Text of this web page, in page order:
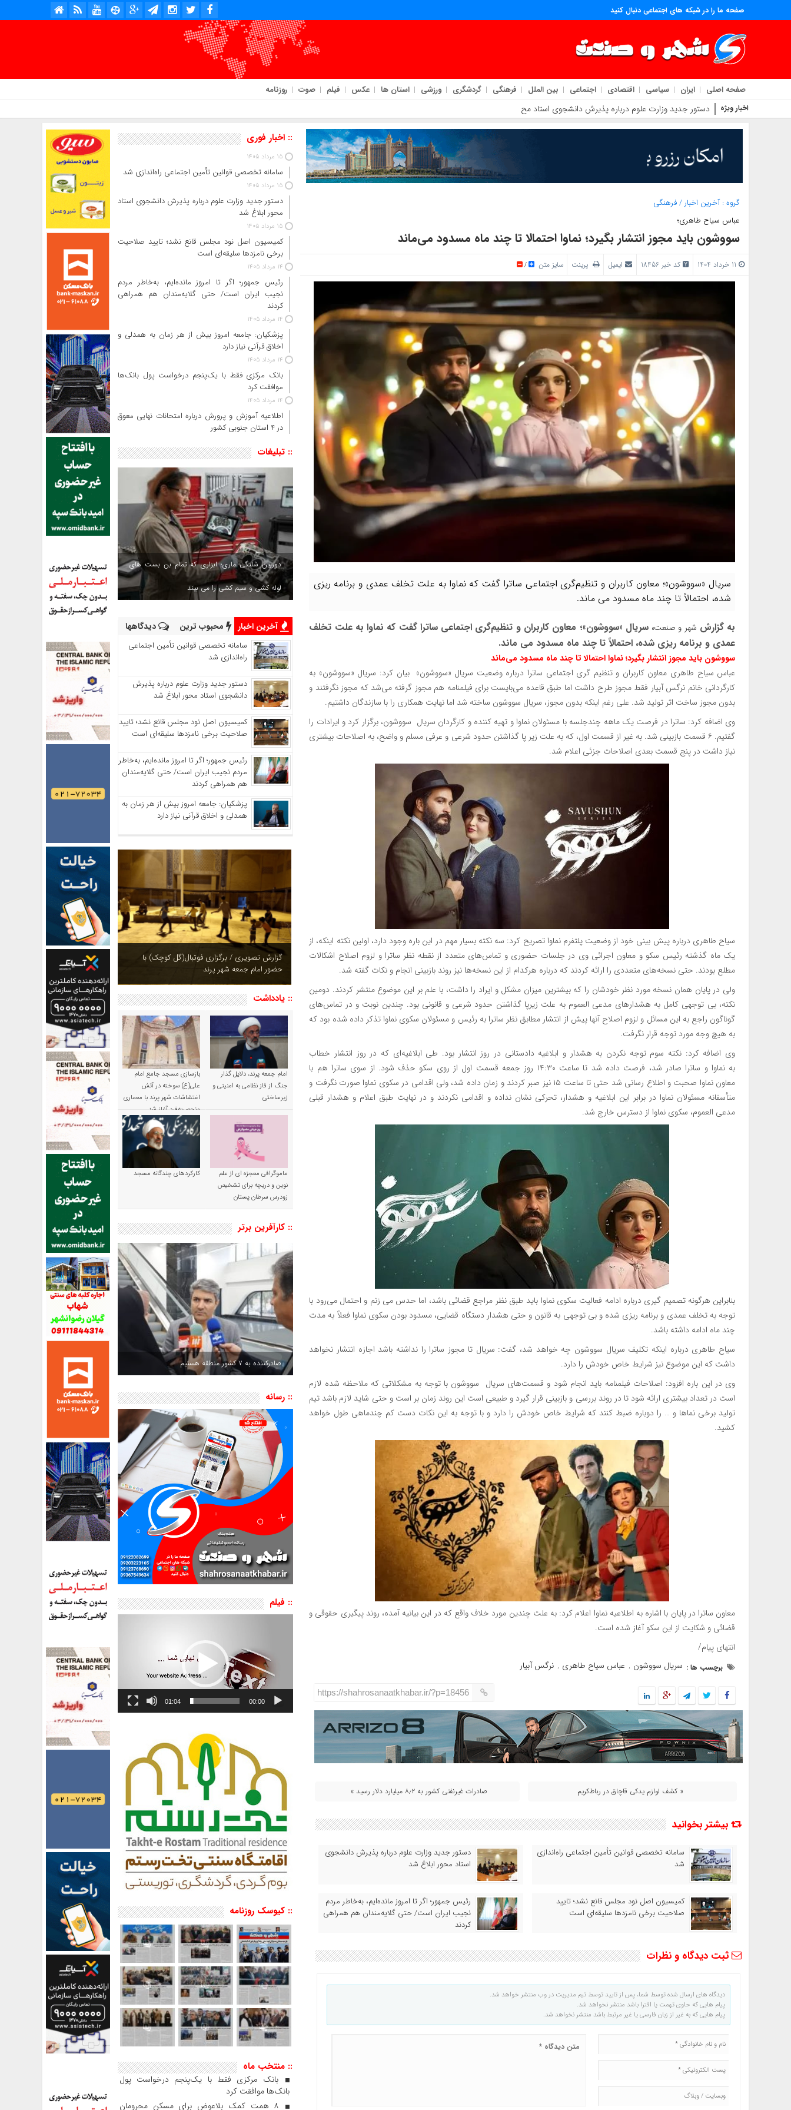
صفحه ما را در شبکه های اجتماعی دنبال کنید
صفحه اصلی ایران سیاسی اقتصادی اجتماعی بین الملل فرهنگی گردشگری ورزشی استان ها عکس فیلم صوت روزنامه
اخبار ویژه دستور جدید وزارت علوم درباره پذیرش دانشجوی استاد محور ابلاغ شد
گروه :آخرین اخبار /فرهنگی
عباس سیاح طاهری؛
سووشون باید مجوز انتشار بگیرد؛ نماوا احتمالا تا چند ماه مسدود می‌ماند
کد خبر 18456 ایمیل پرینت سایز متن /
سریال «سووشون»؛ معاون کاربران و تنظیم‌گری اجتماعی ساترا گفت که نماوا به علت تخلف عمدی و برنامه ریزی
شده، احتمالاً تا چند ماه مسدود می ماند.
به گزارش شهر و صنعت، سریال «سووشون»؛ معاون کاربران و تنظیم‌گری اجتماعی ساترا گفت که نماوا به علت تخلف
عمدی و برنامه ریزی شده، احتمالاً تا چند ماه مسدود می ماند.
سووشون باید مجوز انتشار بگیرد؛ نماوا احتمالا تا چند ماه مسدود می‌ماند
عباس سیاح طاهری معاون کاربران و تنظیم گری اجتماعی ساترا درباره وضعیت سریال «سووشون» بیان کرد: سریال «سووشون» به
کارگردانی خانم نرگس آبیار فقط مجوز طرح داشت اما طبق قاعده می‌بایست برای فیلمنامه هم مجوز گرفته می‌شد که مجوز نگرفتند و
بدون مجوز ساخت اثر تولید شد. علی رغم اینکه بدون مجوز، سریال سووشون ساخته شد اما نهایت همکاری را با سازندگان داشتیم.
وی اضافه کرد: ساترا در فرصت یک ماهه چندجلسه با مسئولان نماوا و تهیه کننده و کارگردان سریال سووشون، برگزار کرد و ایرادات را
گفتیم. ۶ قسمت بازبینی شد. به غیر از قسمت اول، که به علت زیر پا گذاشتن حدود شرعی و عرفی مسلم و واضح، به اصلاحات بیشتری
نیاز داشت در پنج قسمت بعدی اصلاحات جزئی اعلام شد.
سیاح طاهری درباره پیش بینی خود از وضعیت پلتفرم نماوا تصریح کرد: سه نکته بسیار مهم در این باره وجود دارد، اولین نکته اینکه، از
یک ماه گذشته رئیس سکو و معاون اجرائی وی در جلسات حضوری و تماس‌های متعدد از نقطه نظر ساترا و لزوم اصلاح اشکالات
مطلع بودند. حتی نسخه‌های متعددی را ارائه کردند که درباره هرکدام از این نسخه‌ها نیز روند بازبینی انجام و نکات گفته شد.
ولی در پایان همان نسخه مورد نظر خودشان را که بیشترین میزان مشکل و ایراد را داشت، با علم بر این موضوع منتشر کردند. دومین
نکته، بی توجهی کامل به هشدارهای مدعی العموم به علت زیرپا گذاشتن حدود شرعی و قانونی بود. چندین نوبت و در تماس‌های
گوناگون راجع به این مسائل و لزوم اصلاح آنها پیش از انتشار مطابق نظر ساترا به رئیس و مسئولان سکوی نماوا تذکر داده شده بود که
به هیچ وجه مورد توجه قرار نگرفت.
وی اضافه کرد: نکته سوم توجه نکردن به هشدار و ابلاغیه دادستانی در روز انتشار بود. طی ابلاغیه‌ای که در روز انتشار خطاب
به نماوا و ساترا صادر شد، فرصت داده شد تا ساعت ۱۴:۳۰ روز جمعه قسمت اول از روی سکو حذف شود. از سوی ساترا هم با
معاون نماوا صحبت و اطلاع رسانی شد حتی تا ساعت ۱۵ نیز صبر کردند و زمان داده شد، ولی اقدامی در سکوی نماوا صورت نگرفت و
متأسفانه مسئولان نماوا در برابر این ابلاغیه و هشدار، تحرکی نشان نداده و اقدامی نکردند و در نهایت طبق اعلام و هشدار قبلی
مدعی العموم، سکوی نماوا از دسترس خارج شد.
بنابراین هرگونه تصمیم گیری درباره ادامه فعالیت سکوی نماوا باید طبق نظر مراجع قضائی باشد، اما حدس می زنم و احتمال می‌رود با
توجه به تخلف عمدی و برنامه ریزی شده و بی توجهی به قانون و حتی هشدار دستگاه قضایی، مسدود بودن سکوی نماوا فعلاً به مدت
چند ماه ادامه داشته باشد.
سیاح طاهری درباره اینکه تکلیف سریال سووشون چه خواهد شد، گفت: سریال تا مجوز ساترا را نداشته باشد اجازه انتشار نخواهد
داشت که این موضوع نیز شرایط خاص خودش را دارد.
وی در این باره افزود: اصلاحات فیلمنامه باید انجام شود و قسمت‌های سریال سووشون با توجه به مشکلاتی که ملاحظه شده لازم
است در تعداد بیشتری ارائه شود تا در روند بررسی و بازبینی قرار گیرد و طبیعی است این روند زمان بر است و حتی شاید لازم باشد تیم
تولید برخی نماها و … را دوباره ضبط کنند که شرایط خاص خودش را دارد و با توجه به این نکات دست کم چندماهی طول خواهد
کشید.
معاون ساترا در پایان با اشاره به اطلاعیه نماوا اعلام کرد: به علت چندین مورد خلاف واقع که در این بیانیه آمده، روند پیگیری حقوقی و
قضائی و شکایت از این سکو آغاز شده است.
انتهای پیام/
برچسب ها : سریال سووشون , عباس سیاح طاهری , نرگس آبیار
https://shahrosanaatkhabar.ir/?p=18456
« کشف لوازم يدکی قاچاق در رباط‌کريم صادرات غیرنفتی کشور به ۸٫۲ میلیارد دلار رسید »
بیشتر بخوانید
سامانه تخصصی قوانین تأمین اجتماعی راه‌اندازی
شد
دستور جدید وزارت علوم درباره پذیرش دانشجوی
استاد محور ابلاغ شد
کمیسیون اصل نود مجلس قانع نشد؛ تایید
صلاحیت برخی نامزدها سلیقه‌ای است
رئیس‌ جمهور؛ اگر تا امروز مانده‌ایم، به‌خاطر مردم
نجیب ایران است/ حتی گلایه‌مندان هم همراهی
کردند
ثبت دیدگاه و نظرات
دیدگاه های ارسال شده توسط شما، پس از تایید توسط تیم مدیریت در وب منتشر خواهد شد.
پیام هایی که حاوی تهمت یا افترا باشد منتشر نخواهد شد.
پیام هایی که به غیر از زبان فارسی یا غیر مرتبط باشد منتشر نخواهد شد.
:: اخبار فوری
15 مرداد 1405
سامانه تخصصی قوانین تأمین اجتماعی راه‌اندازی شد
15 مرداد 1405
دستور جدید وزارت علوم درباره پذیرش دانشجوی استاد
محور ابلاغ شد
15 مرداد 1405
کمیسیون اصل نود مجلس قانع نشد؛ تایید صلاحیت
برخی نامزدها سلیقه‌ای است
14 مرداد 1405
رئیس‌ جمهور؛ اگر تا امروز مانده‌ایم، به‌خاطر مردم
نجیب ایران است/ حتی گلایه‌مندان هم همراهی
کردند
14 مرداد 1405
پزشکیان: جامعه امروز بیش از هر زمان به همدلی و
اخلاق قرآنی نیاز دارد
14 مرداد 1405
بانک مرکزی فقط با یک‌‎پنجم درخواست پول بانک‌ها
موافقت کرد
14 مرداد 1405
اطلاعیه آموزش و پرورش درباره امتحانات نهایی معوق
در ۴ استان جنوبی کشور
:: تبلیغات
دوربین شلنگی ماری؛ ابزاری که تمام بن بست های
لوله کشی و سیم کشی را می بیند
آخرین اخبار محبوب ترین دیدگاهها
سامانه تخصصی قوانین تأمین اجتماعی
راه‌اندازی شد
دستور جدید وزارت علوم درباره پذیرش
دانشجوی استاد محور ابلاغ شد
کمیسیون اصل نود مجلس قانع نشد؛ تایید
صلاحیت برخی نامزدها سلیقه‌ای است
رئیس‌ جمهور؛ اگر تا امروز مانده‌ایم، به‌خاطر
مردم نجیب ایران است/ حتی گلایه‌مندان
هم همراهی کردند
پزشکیان: جامعه امروز بیش از هر زمان به
همدلی و اخلاق قرآنی نیاز دارد
چشم نوازی بوستان های شهر پرند در فصل بهار +
تصاویر
:: یادداشت
امام جمعه پرند، دلایل گذار
جنگ از فاز نظامی به امنیتی و
زیرساختی
بازسازی مسجد جامع امام
علی(ع) سوخته در آتش
اغتشاشات شهر پرند با معماری
منحصربه‌فرد آغاز شد
ماموگرافی معجزه ای از علم
نوین و دریچه برای تشخیص
زودرس سرطان پستان
کارکردهای چندگانه مسجد
:: کارآفرین برتر
صادرکننده به ۷ کشور منطقه هستیم
:: رسانه
:: فیلم
نمایشگر
00:00
01:04
:: کیوسک روزنامه
:: منتخب ماه
بانک مرکزی فقط با یک‌‎پنجم درخواست پول
بانک‌ها موافقت کرد
۸ همت کمک بلاعوض برای مسکن محرومان